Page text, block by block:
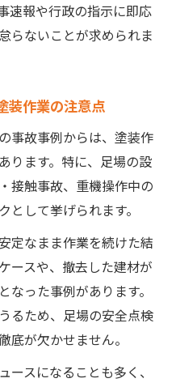
速報や行政の指示に即応
らないことが求められま
装作業の注意点
事故事例からは、塗装作
ります。特に、足場の設
接触事故、重機操作中の
して挙げられます。
定なまま作業を続けた結
ースや、撤去した建材が
った事例があります。
るため、足場の安全点検
底が欠かせません。
ースになることも多く、